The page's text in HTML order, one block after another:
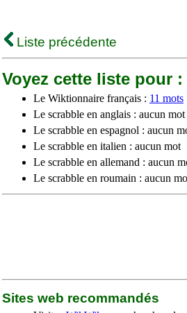
Liste précédente
Voyez cette liste pour :
Le Wiktionnaire français : 11 mots
Le scrabble en anglais : aucun mot
Le scrabble en espagnol : aucun
Le scrabble en italien : aucun mot
Le scrabble en allemand : aucun
Le scrabble en roumain : aucun
Sites web recommandés